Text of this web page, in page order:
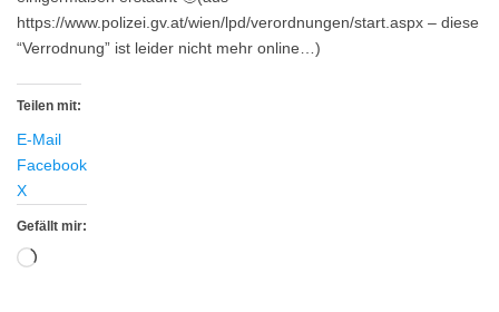
https://www.polizei.gv.at/wien/lpd/verordnungen/start.aspx – diese
“Verrodnung” ist leider nicht mehr online…)
Teilen mit:
E-Mail
Facebook
X
Gefällt mir:
Wird